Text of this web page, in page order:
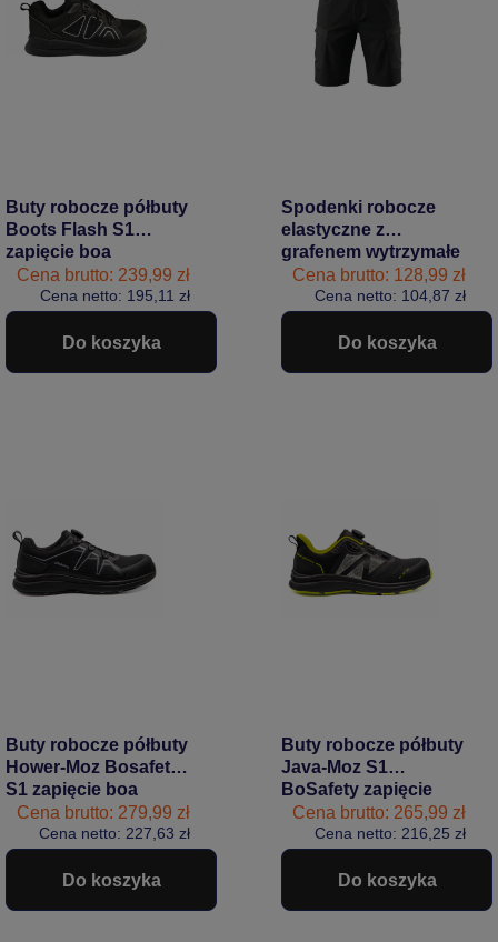
Buty robocze półbuty
Boots Flash S1
zapięcie boa
BoSafety
Cena brutto: 239,99 zł
Cena netto: 195,11 zł
Do koszyka
Spodenki robocze
elastyczne z
grafenem wytrzymałe
BoSafety CARGO
PRO czarne
#Bestseller
Cena brutto: 128,99 zł
Cena netto: 104,87 zł
Do koszyka
Buty robocze półbuty
Hower-Moz Bosafety
S1 zapięcie boa
czarne
Cena brutto: 279,99 zł
Cena netto: 227,63 zł
Do koszyka
Buty robocze półbuty
Java-Moz S1
BoSafety zapięcie
boa czarne
Cena brutto: 265,99 zł
Cena netto: 216,25 zł
Do koszyka